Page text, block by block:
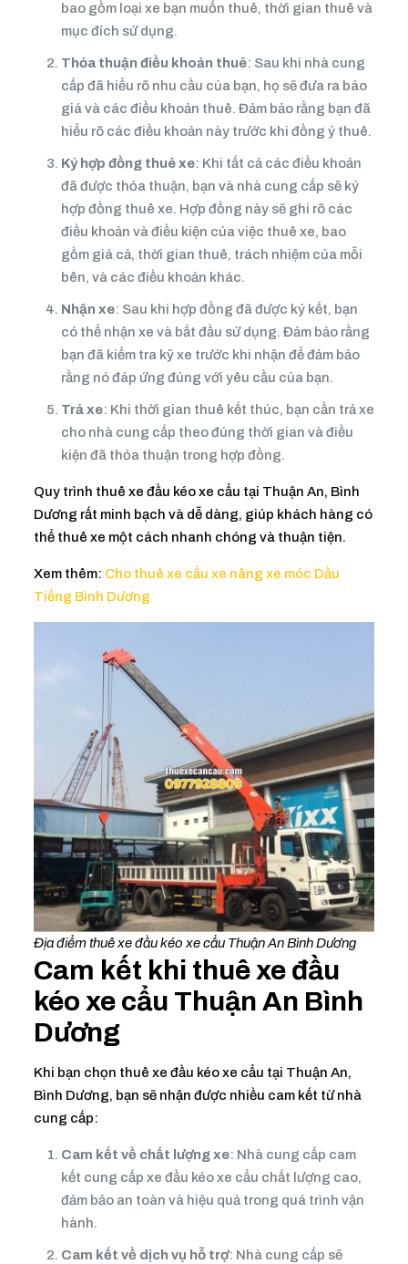
bao gồm loại xe bạn muốn thuê, thời gian thuê và
mục đích sử dụng.
Thỏa thuận điều khoản thuê: Sau khi nhà cung
cấp đã hiểu rõ nhu cầu của bạn, họ sẽ đưa ra báo
giá và các điều khoản thuê. Đảm bảo rằng bạn đã
hiểu rõ các điều khoản này trước khi đồng ý thuê.
Ký hợp đồng thuê xe: Khi tất cả các điều khoản
đã được thỏa thuận, bạn và nhà cung cấp sẽ ký
hợp đồng thuê xe. Hợp đồng này sẽ ghi rõ các
điều khoản và điều kiện của việc thuê xe, bao
gồm giá cả, thời gian thuê, trách nhiệm của mỗi
bên, và các điều khoản khác.
Nhận xe: Sau khi hợp đồng đã được ký kết, bạn
có thể nhận xe và bắt đầu sử dụng. Đảm bảo rằng
bạn đã kiểm tra kỹ xe trước khi nhận để đảm bảo
rằng nó đáp ứng đúng với yêu cầu của bạn.
Trả xe: Khi thời gian thuê kết thúc, bạn cần trả xe
cho nhà cung cấp theo đúng thời gian và điều
kiện đã thỏa thuận trong hợp đồng.
Quy trình thuê xe đầu kéo xe cẩu tại Thuận An, Bình
Dương rất minh bạch và dễ dàng, giúp khách hàng có
thể thuê xe một cách nhanh chóng và thuận tiện.
Xem thêm: Cho thuê xe cẩu xe nâng xe móc Dầu
Tiếng Bình Dương
Địa điểm thuê xe đầu kéo xe cẩu Thuận An Bình Dương
Cam kết khi thuê xe đầu
kéo xe cẩu Thuận An Bình
Dương
Khi bạn chọn thuê xe đầu kéo xe cẩu tại Thuận An,
Bình Dương, bạn sẽ nhận được nhiều cam kết từ nhà
cung cấp:
Cam kết về chất lượng xe: Nhà cung cấp cam
kết cung cấp xe đầu kéo xe cẩu chất lượng cao,
đảm bảo an toàn và hiệu quả trong quá trình vận
hành.
Cam kết về dịch vụ hỗ trợ: Nhà cung cấp sẽ